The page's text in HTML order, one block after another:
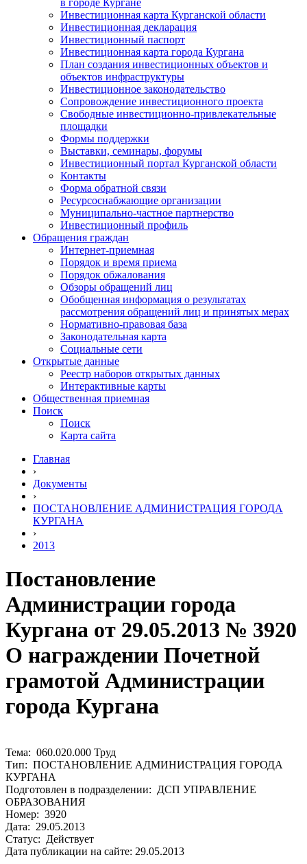
в городе Кургане
Инвестиционная карта Курганской области
Инвестиционная декларация
Инвестиционный паспорт
Инвестиционная карта города Кургана
План создания инвестиционных объектов и
объектов инфраструктуры
Инвестиционное законодательство
Сопровождение инвестиционного проекта
Свободные инвестиционно-привлекательные
площадки
Формы поддержки
Выставки, семинары, форумы
Инвестиционный портал Курганской области
Контакты
Форма обратной связи
Ресурсоснабжающие организации
Муниципально-частное партнерство
Инвестиционный профиль
Обращения граждан
Интернет-приемная
Порядок и время приема
Порядок обжалования
Обзоры обращений лиц
Обобщенная информация о результатах
рассмотрения обращений лиц и принятых мерах
Нормативно-правовая база
Законодательная карта
Социальные сети
Открытые данные
Реестр наборов открытых данных
Интерактивные карты
Общественная приемная
Поиск
Поиск
Карта сайта
Главная
›
Документы
›
ПОСТАНОВЛЕНИЕ АДМИНИСТРАЦИЯ ГОРОДА
КУРГАНА
›
2013
Постановление
Администрации города
Кургана от 29.05.2013 № 3920
О награждении Почетной
грамотой Администрации
города Кургана
Тема: 060.020.000 Труд
Тип: ПОСТАНОВЛЕНИЕ АДМИНИСТРАЦИЯ ГОРОДА
КУРГАНА
Подготовлен в подразделении: ДСП УПРАВЛЕНИЕ
ОБРАЗОВАНИЯ
Номер: 3920
Дата: 29.05.2013
Статус: Действует
Дата публикации на сайте: 29.05.2013